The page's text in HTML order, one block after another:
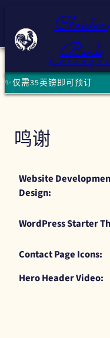
Christon
Bank
Cottages
需35英镑即可预订
鸣谢
Website
Design:
WordPress Starter
Contact Page Icons:
Hero Header Video: